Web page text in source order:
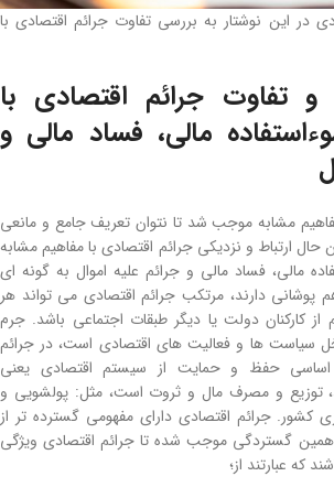
در این نوشتار به بررسی تفاوت جرائم اقتصادی با
تفاوت جرائم اقتصادی با
مالی، فساد مالی و
مشابه موجب شد تا نتوان تعریف جامع و مانعی
حال ارتباط و نزدیکی جرائم اقتصادی با مفاهیم مشابه
مالی، فساد مالی و جرائم علیه اموال به­ گونه­ ای
دارند، مرتکب جرائم اقتصادی می­ تواند هر
کارکنان دولت یا دیگر طبقات اجتماعی باشد. جرم
سیاست­ ها و فعالیت ­های اقتصادی است، در جرائم
حفظ و حمایت از سیستم اقتصادی یعنی
توزیع و مصرف مال و ثروت است، مثل: پولشویی و
کشور. جرائم اقتصادی دارای مفهومی گسترده تر از
گستردگی موجب شده تا جرائم اقتصادی ویژگی
که عبارتند از؛